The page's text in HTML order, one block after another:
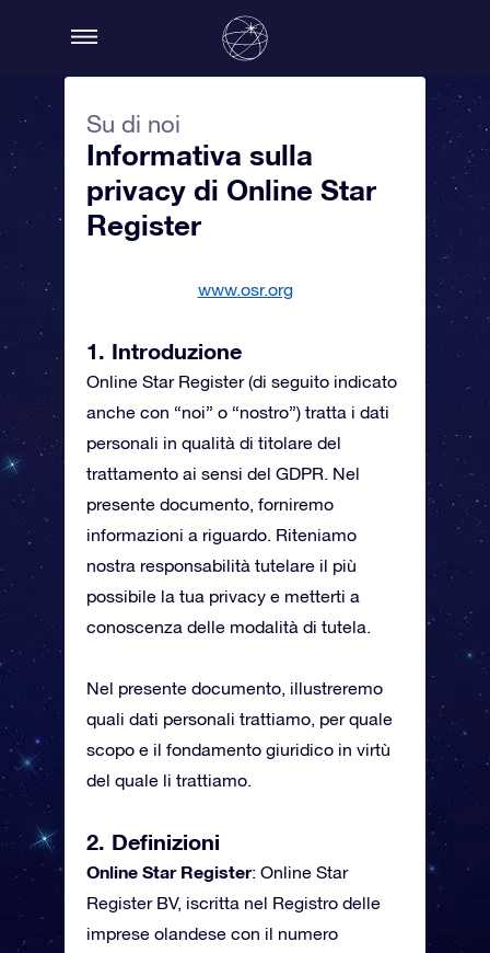
Su di noi
Informativa sulla
privacy di Online Star
Register
www.osr.org
1. Introduzione
Online Star Register (di seguito indicato
anche con “noi” o “nostro”) tratta i dati
personali in qualità di titolare del
trattamento ai sensi del GDPR. Nel
presente documento, forniremo
informazioni a riguardo. Riteniamo
nostra responsabilità tutelare il più
possibile la tua privacy e metterti a
conoscenza delle modalità di tutela.
Nel presente documento, illustreremo
quali dati personali trattiamo, per quale
scopo e il fondamento giuridico in virtù
del quale li trattiamo.
2. Definizioni
Online Star Register: Online Star
Register BV, iscritta nel Registro delle
imprese olandese con il numero